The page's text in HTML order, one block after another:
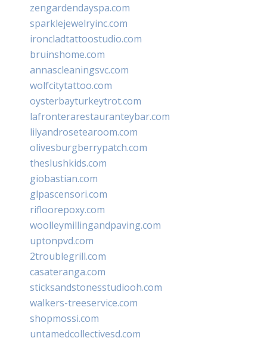
zengardendayspa.com
sparklejewelryinc.com
ironcladtattoostudio.com
bruinshome.com
annascleaningsvc.com
wolfcitytattoo.com
oysterbayturkeytrot.com
lafronterarestauranteybar.com
lilyandrosetearoom.com
olivesburgberrypatch.com
theslushkids.com
giobastian.com
glpascensori.com
rifloorepoxy.com
woolleymillingandpaving.com
uptonpvd.com
2troublegrill.com
casateranga.com
sticksandstonesstudiooh.com
walkers-treeservice.com
shopmossi.com
untamedcollectivesd.com